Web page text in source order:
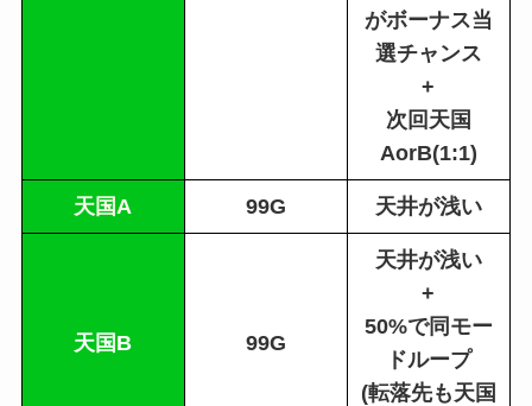
がボーナス当
選チャンス
+
次回天国
AorB(1:1)
天国A 99G 天井が浅い
天国B 99G
天井が浅い
+
50%で同モー
ドループ
(転落先も天国